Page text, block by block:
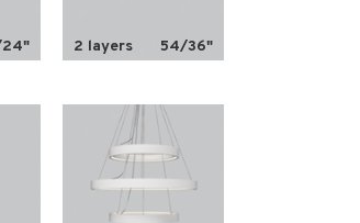
2 layers 54/36"